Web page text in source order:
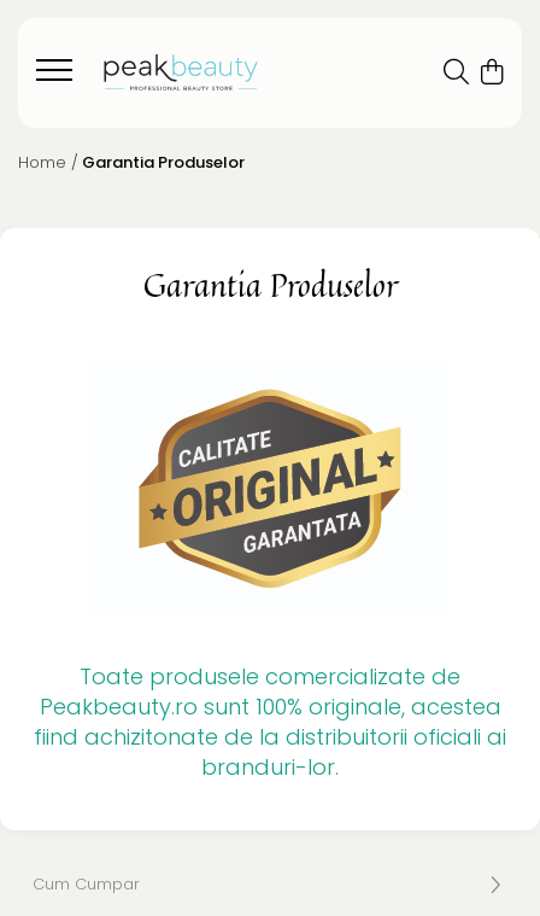
Home / Garantia Produselor
Garantia Produselor
Toate produsele comercializate de
Peakbeauty.ro sunt 100% originale, acestea
fiind achizitonate de la distribuitorii oficiali ai
branduri-lor.
Cum Cumpar